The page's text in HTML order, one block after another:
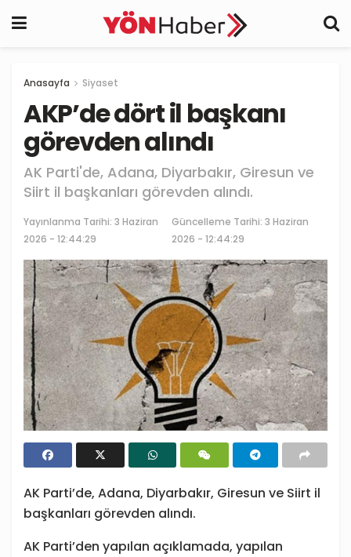
Anasayfa Siyaset
AKP’de dört il başkanı
görevden alındı
AK Parti'de, Adana, Diyarbakır, Giresun ve
Siirt il başkanları görevden alındı.
Yayınlanma Tarihi: 3 Haziran
2026 - 12:44:29
Güncelleme Tarihi: 3 Haziran
2026 - 12:44:29
AK Parti’de, Adana, Diyarbakır, Giresun ve Siirt il
başkanları görevden alındı.
AK Parti’den yapılan açıklamada, yapılan